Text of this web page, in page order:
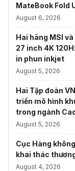
MateBook Fold
August 6, 2026
Hai hãng MSI
27 inch 4K
in phun inkjet
August 5, 2026
Hai Tập đoàn
triển mô hình
trong ngành
August 5, 2026
Cục Hàng
khai thác
August 4, 2026